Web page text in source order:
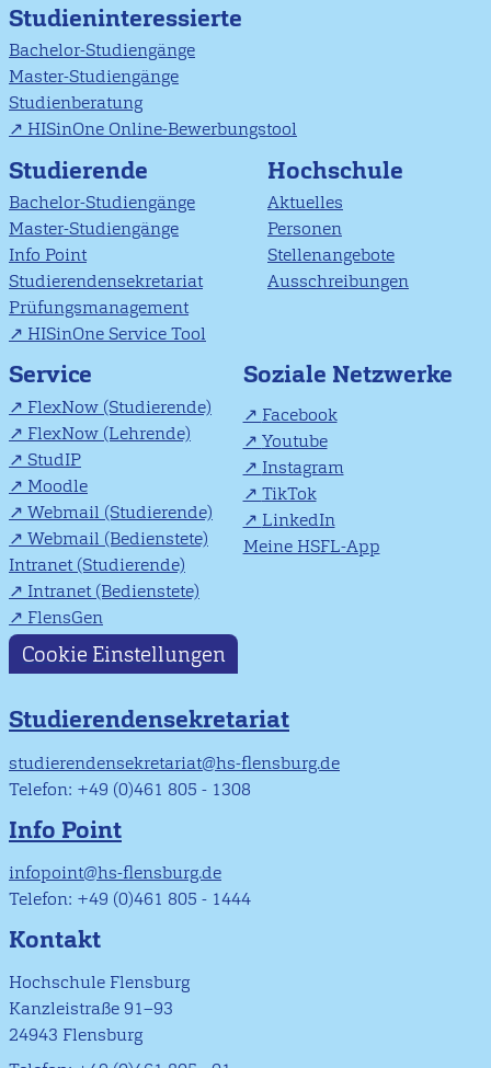
Studieninteressierte
Bachelor-Studiengänge
Master-Studiengänge
Studienberatung
HISinOne Online-Bewerbungstool
Studierende
Bachelor-Studiengänge
Master-Studiengänge
Info Point
Studierendensekretariat
Prüfungsmanagement
HISinOne Service Tool
Hochschule
Aktuelles
Personen
Stellenangebote
Ausschreibungen
Service
FlexNow (Studierende)
FlexNow (Lehrende)
StudIP
Moodle
Webmail (Studierende)
Webmail (Bedienstete)
Intranet (Studierende)
Intranet (Bedienstete)
FlensGen
Soziale Netzwerke
Facebook
Youtube
Instagram
TikTok
LinkedIn
Meine HSFL-App
Cookie Einstellungen
Studierendensekretariat
studierendensekretariat@hs-flensburg.de
Telefon: +49 (0)461 805 - 1308
Info Point
infopoint@hs-flensburg.de
Telefon: +49 (0)461 805 - 1444
Kontakt
Hochschule Flensburg
Kanzleistraße 91–93
24943 Flensburg